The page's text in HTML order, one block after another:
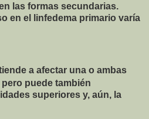
las formas secundarias.
en el linfedema primario varía
a afectar una o ambas
puede también
superiores y, aún, la